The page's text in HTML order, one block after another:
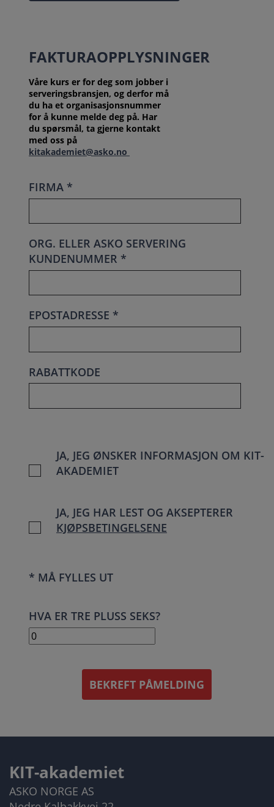
FAKTURAOPPLYSNINGER
Våre kurs er for deg som jobber i
serveringsbransjen, og derfor må
du ha et organisasjonsnummer
for å kunne melde deg på. Har
du spørsmål, ta gjerne kontakt
med oss på
kitakademiet@asko.no
FIRMA *
ORG. ELLER ASKO SERVERING
KUNDENUMMER *
EPOSTADRESSE *
RABATTKODE
JA, JEG ØNSKER INFORMASJON OM KIT-
AKADEMIET
JA, JEG HAR LEST OG AKSEPTERER
KJØPSBETINGELSENE
* MÅ FYLLES UT
HVA ER TRE PLUSS SEKS?
BEKREFT PÅMELDING
KIT-akademiet
ASKO NORGE AS